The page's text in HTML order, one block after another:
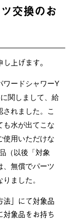
交換のお
上げます。
ワードシャワーY
関しまして、給
れました。こ
も水が出てこな
使用いただけな
（以後「対象
、無償でパーツ
ました。
法」にて対象品
対象品をお持ち